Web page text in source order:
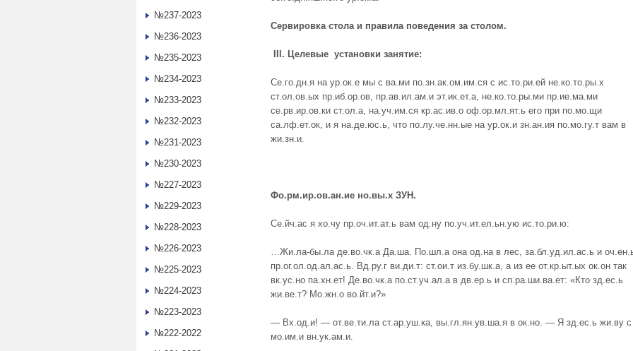
Сервировка стола и правила поведения за столом.
. Целевые установки занятие:
Се.го.дн.я на ур.ок.е мы с ва.ми по.зн.ак.ом.им.ся с ис.то.ри.ей не.ко.то.ры.х
ст.ол.ов.ых пр.иб.ор.ов, пр.ав.ил.ам.и эт.ик.ет.а, не.ко.то.ры.ми пр.ие.ма.ми
се.рв.ир.ов.ки ст.ол.а, на.уч.им.ся кр.ас.ив.о оф.ор.мл.ят.ь его при по.мо.щи
са.лф.ет.ок, и я на.де.юс.ь, что по.лу.че.нн.ые на ур.ок.и зн.ан.ия по.мо.гу.т вам в
жи.зн.и.
Фо.рм.ир.ов.ан.ие но.вы.х ЗУН.
Се.йч.ас я хо.чу пр.оч.ит.ат.ь вам од.ну по.уч.ит.ел.ьн.ую ис.то.ри.ю:
…Жи.ла-бы.ла де.во.чк.а Да.ша. По.шл.а она од.на в лес, за.бл.уд.ил.ас.ь и
пр.ог.ол.од.ал.ас.ь. Вд.ру.г ви.ди.т: ст.ои.т из.бу.шк.а, а из ее от.кр.ыт.ых ок.он так
вк.ус.но па.хн.ет! Де.во.чк.а по.ст.уч.ал.а в дв.ер.ь и сп.ра.ши.ва.ет: «Кто зд.ес.ь
жи.ве.т? Мо.жн.о во.йт.и?»
— Вх.од.и! — от.ве.ти.ла ст.ар.уш.ка, вы.гл.ян.ув.ша.я в ок.но. — Я зд.ес.ь жи.ву с
мо.им.и вн.ук.ам.и.
№237-2023
№236-2023
№235-2023
№234-2023
№233-2023
№232-2023
№231-2023
№230-2023
№227-2023
№229-2023
№228-2023
№226-2023
№225-2023
№224-2023
№223-2023
№222-2022